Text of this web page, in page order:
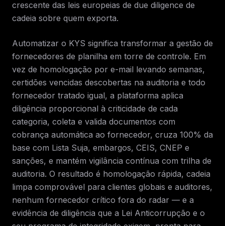
crescente das leis europeias de due diligence de
cadeia sobre quem exporta.
Automatizar o KYS significa transformar a gestão de
fornecedores de planilha em torre de controle. Em
vez de homologação por e-mail levando semanas,
certidões vencidas descobertas na auditoria e todo
fornecedor tratado igual, a plataforma aplica
diligência proporcional à criticidade de cada
categoria, coleta e valida documentos com
cobrança automática ao fornecedor, cruza 100% da
base com Lista Suja, embargos, CEIS, CNEP e
sanções, e mantém vigilância contínua com trilha de
auditoria. O resultado é homologação rápida, cadeia
limpa comprovável para clientes globais e auditores,
nenhum fornecedor crítico fora do radar — e a
evidência de diligência que a Lei Anticorrupção e o